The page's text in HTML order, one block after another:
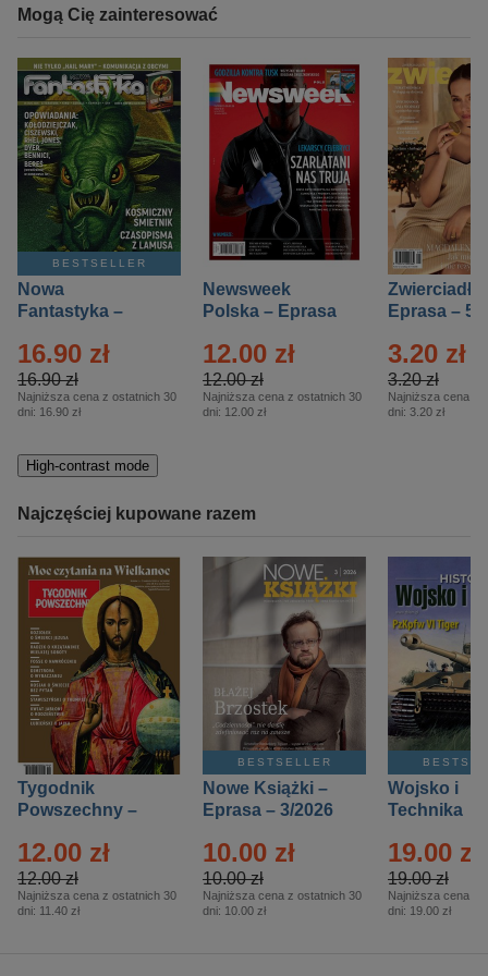
Mogą Cię zainteresować
BESTSELLER
Nowa
Fantastyka –
16.90 zł
16.90 zł
Najniższa cena z ostatnich 30
dni: 16.90 zł
Newsweek
Polska – Eprasa
12.00 zł
12.00 zł
Najniższa cena z ostatnich 30
dni: 12.00 zł
Zwierciadło
Eprasa – 5/
3.20 zł
3.20 zł
Najniższa cena z
dni: 3.20 zł
High-contrast mode
Najczęściej kupowane razem
Tygodnik
Powszechny –
12.00 zł
12.00 zł
Najniższa cena z ostatnich 30
dni: 11.40 zł
BESTSELLER
Nowe Książki –
Eprasa – 3/2026
10.00 zł
10.00 zł
Najniższa cena z ostatnich 30
dni: 10.00 zł
Wojsko i
Technika
– 2/2026
19.00 zł
19.00 zł
Najniższa cena z
dni: 19.00 zł